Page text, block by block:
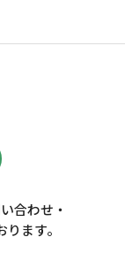
合わせ・
ます。